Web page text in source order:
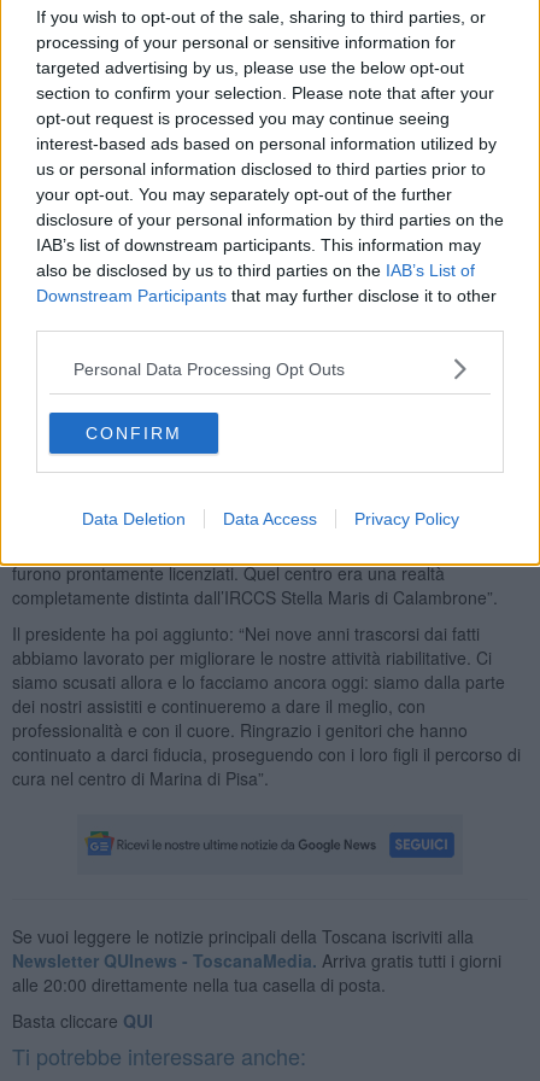
If you wish to opt-out of the sale, sharing to third parties, or
processing of your personal or sensitive information for
targeted advertising by us, please use the below opt-out
section to confirm your selection. Please note that after your
opt-out request is processed you may continue seeing
interest-based ads based on personal information utilized by
us or personal information disclosed to third parties prior to
your opt-out. You may separately opt-out of the further
disclosure of your personal information by third parties on the
IAB’s list of downstream participants. This information may
also be disclosed by us to third parties on the IAB’s List of
Downstream Participants that may further disclose it to other
Personal Data Processing Opt Outs
CONFIRM
Data Deletion Data Access Privacy Policy
Le pene, comprese tratre e quattro anni di reclusione,
riguardano episodi registrati dalle telecamere nascoste installate
nel refettorio dellaResidenza Sanitaria per Disabili, dove in pochi
mesi furono documentati circa280 atti violenti, tra offese e
percosse. Il procedimento, avviato nel 2017 con i primi
provvedimenti cautelari e proseguito con i rinvii a giudizio del 2019,
arriva così a una prima conclusione in tribunale.
Soddisfazione per l’esito è stata espressa dal presidente della
Fondazione IRCCS Stella Maris ,Giuliano Maffei, che ha
preposti alla direzione del Centro Riabilitativo di Montalto di
Fauglia, come da noi sempre sostenuto. Con l’assoluzione
completa perché ‘il fatto non sussiste’ delle dottoresse Patrizia
Masoni e Paola Salvadori e del direttore sanitario Giuseppe De
Maffei ha precisato che “la condanna ha riguardato alcuni
furono prontamente licenziati. Quel centro era una realtà
completamente distinta dall’IRCCS Stella Maris di Calambrone”.
Il presidente ha poi aggiunto: “Nei nove anni trascorsi dai fatti
abbiamo lavorato per migliorare le nostre attività riabilitative. Ci
siamo scusati allora e lo facciamo ancora oggi: siamo dalla parte
dei nostri assistiti e continueremo a dare il meglio, con
professionalità e con il cuore. Ringrazio i genitori che hanno
continuato a darci fiducia, proseguendo con i loro figli il percorso di
cura nel centro di Marina di Pisa”.
Se vuoi leggere le notizie principali della Toscana iscriviti alla
Newsletter QUInews - ToscanaMedia. Arriva gratis tutti i giorni
alle 20:00 direttamente nella tua casella di posta.
Basta cliccare QUI
Ti potrebbe interessare anche: